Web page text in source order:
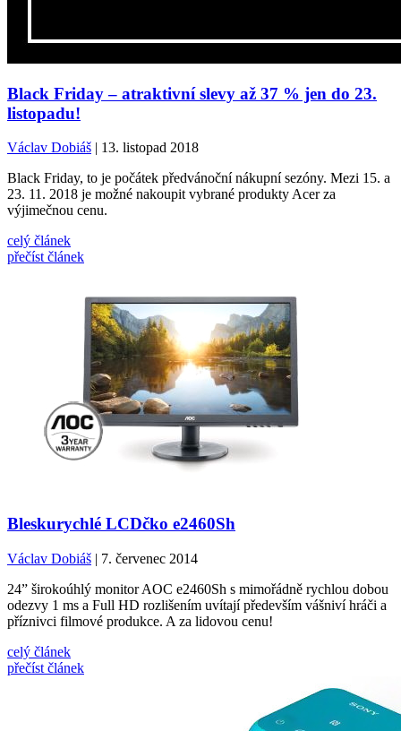
Black Friday – atraktivní slevy až 37 % jen do 23.
listopadu!
Václav Dobiáš | 13. listopad 2018
Black Friday, to je počátek předvánoční nákupní sezóny. Mezi 15. a
23. 11. 2018 je možné nakoupit vybrané produkty Acer za
výjimečnou cenu.
celý článek
přečíst článek
Bleskurychlé LCDčko e2460Sh
Václav Dobiáš | 7. červenec 2014
24” širokoúhlý monitor AOC e2460Sh s mimořádně rychlou dobou
odezvy 1 ms a Full HD rozlišením uvítají především vášniví hráči a
příznivci filmové produkce. A za lidovou cenu!
celý článek
přečíst článek